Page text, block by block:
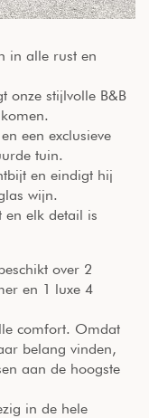
in alle rust en
onze stijlvolle B&B
een exclusieve
tuin.
en eindigt hij
wijn.
en elk detail is
over 2
en 1 luxe 4
comfort. Omdat
belang vinden,
aan de hoogste
in de hele